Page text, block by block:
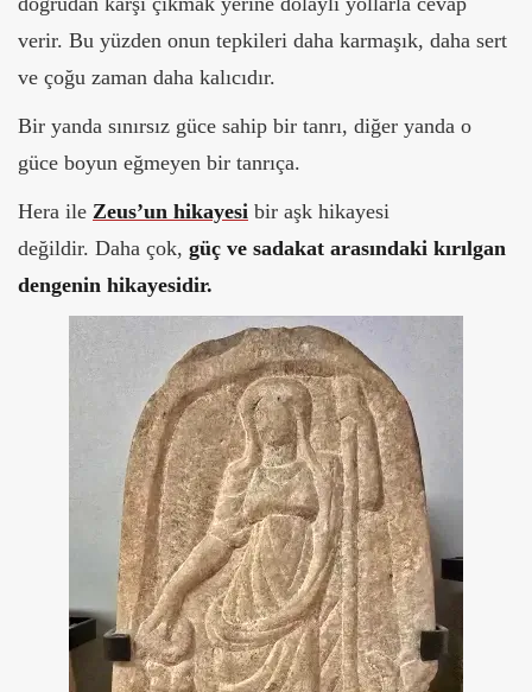
verir. Bu yüzden onun tepkileri daha karmaşık, daha sert
ve çoğu zaman daha kalıcıdır.
Bir yanda sınırsız güce sahip bir tanrı, diğer yanda o
güce boyun eğmeyen bir tanrıça.
Hera ile Zeus’un hikayesi bir aşk hikayesi
değildir. Daha çok, güç ve sadakat arasındaki kırılgan
dengenin hikayesidir.